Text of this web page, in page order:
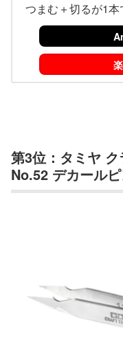
つまむ＋切るが1本
第3位：タミヤ
No.52 デカール